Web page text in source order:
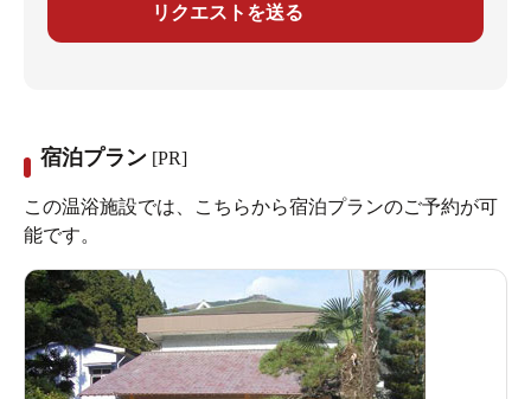
リクエストを送る
宿泊プラン [PR]
この温浴施設では、こちらから宿泊プランのご予約が可
能です。